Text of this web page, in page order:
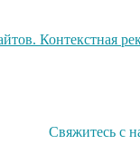
Свяжитесь с